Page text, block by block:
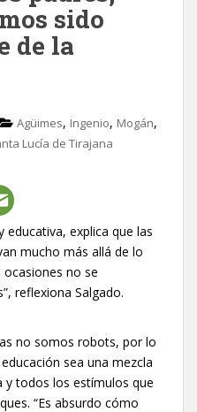
sido
de la
Agüimes, Ingenio, Mogán,
Lucía de Tirajana
educativa, explica que las
mucho más allá de lo
ocasiones no se
reflexiona Salgado.
no somos robots, por lo
sea una mezcla
y todos los estímulos que
“Es absurdo cómo